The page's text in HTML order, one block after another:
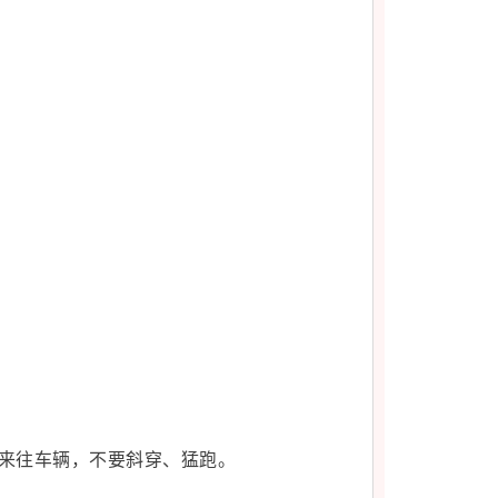
往车辆，不要斜穿、猛跑。